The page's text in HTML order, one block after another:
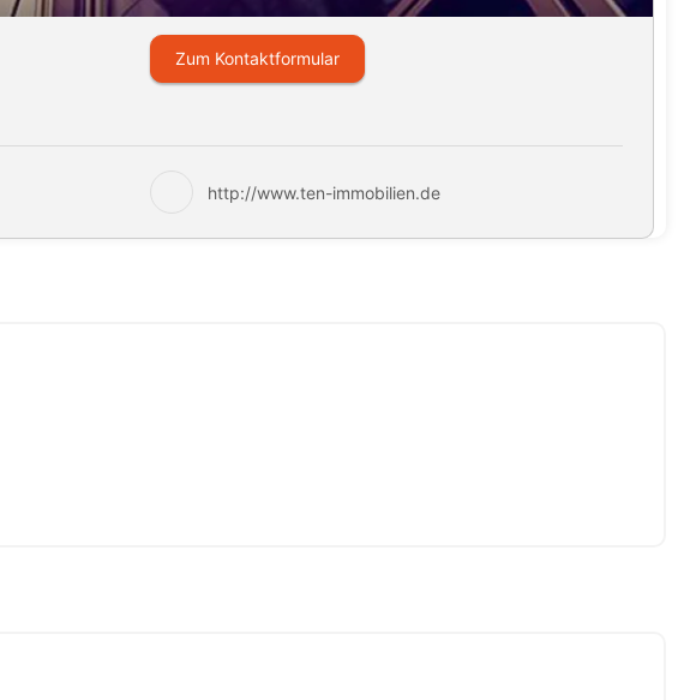
Zum Kontaktformular
http://www.ten-immobilien.de